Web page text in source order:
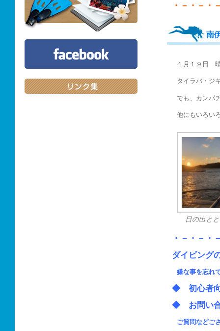
・－・－・
南
１月１９日
タイラバ・ジ
でも、カンパ
他にもいろい
日の出と
・－・－・
ダイビング
嫌な事を忘れ
◆ 初心
◆ お問い
ご質問などご